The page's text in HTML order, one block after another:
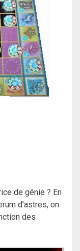
de génie ? En
d’astres, on
des